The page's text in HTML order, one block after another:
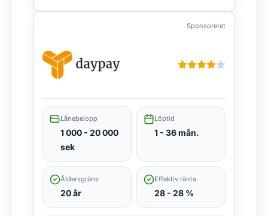
Sponsoreret
Lånebelopp
1 000 - 20 000
sek
Löptid
1 - 36 mån.
Åldersgräns
20 år
Effektiv ränta
28 - 28 %